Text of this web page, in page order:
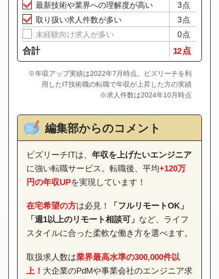
最新技術や業界への理解度が高い
3点
取り扱い求人件数が多い
3点
未経験向け求人が多い
0点
合計 12 点
※年収アップ実績は2022年7月時点。ビズリーチを利
用したIT技術職の転職で年収が上昇した方の実績
※求人件数は2024年10月時点
編集部からのコメント
ビズリーチITは、 年収を上げたいエンジニア
に強い転職サービス。転職後、平均+120万
円の年収UPを実現しています！
在宅希望の方は必見！
「フルリモートOK」
「週1以上のリモート相談可」 など、ライフ
スタイルに合った柔軟な働き方を選べます。
取扱求人数は業界最高水準の300,000件以
上！ 大企業のPdMや事業会社のエンジニア求